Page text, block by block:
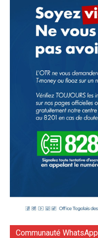
Communauté WhatsApp